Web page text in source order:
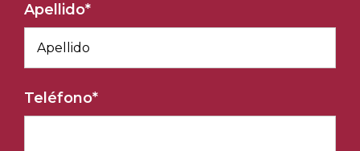
Apellido*
Teléfono*